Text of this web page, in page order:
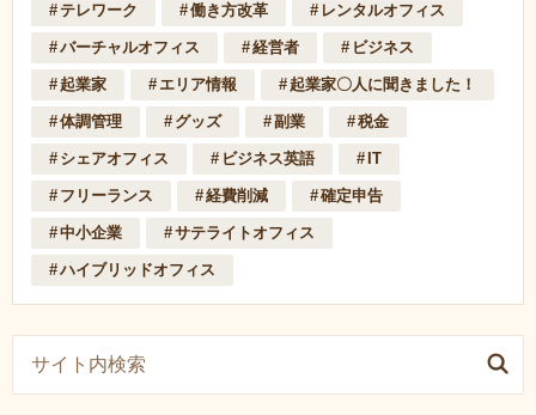
テレワーク 働き方改革 レンタルオフィス
バーチャルオフィス 経営者 ビジネス
起業家 エリア情報 起業家〇人に聞きました！
体調管理 グッズ 副業 税金
シェアオフィス ビジネス英語 IT
フリーランス 経費削減 確定申告
中小企業 サテライトオフィス
ハイブリッドオフィス